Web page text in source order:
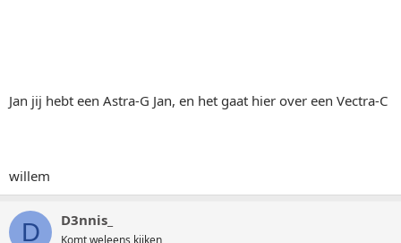
Jan jij hebt een Astra-G Jan, en het gaat hier over een Vectra-C
willem
D D3nnis_
Komt weleens kijken